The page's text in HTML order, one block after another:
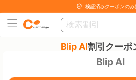
検証済みクーポンのみ
Blip AI割引クーポ
Blip AI